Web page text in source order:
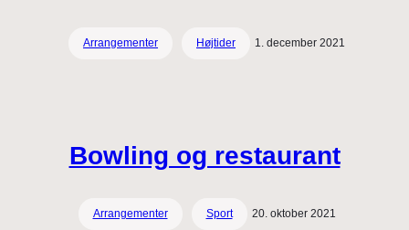
Arrangementer Højtider 1. december 2021
Bowling og restaurant
Arrangementer Sport 20. oktober 2021